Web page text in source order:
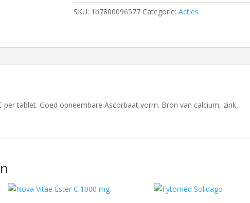
SKU: 1b7800096577 Categorie:Acties
per tablet. Goed opneembare Ascorbaat vorm. Bron van calcium, zink,